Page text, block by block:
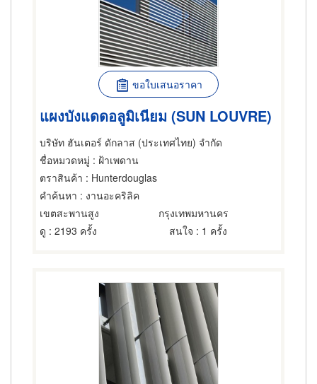
ขอใบเสนอราคา
แผงบังแดดอลูมิเนียม (SUN LOUVRE)
บริษัท ฮันเตอร์ ดักลาส (ประเทศไทย) จำกัด
ชื่อหมวดหมู่ : ฝ้าเพดาน
ตราสินค้า : Hunterdouglas
คำค้นหา : งานอะคริลิค
เขตสะพานสูง
กรุงเทพมหานคร
ดู : 2193 ครั้ง สนใจ : 1 ครั้ง